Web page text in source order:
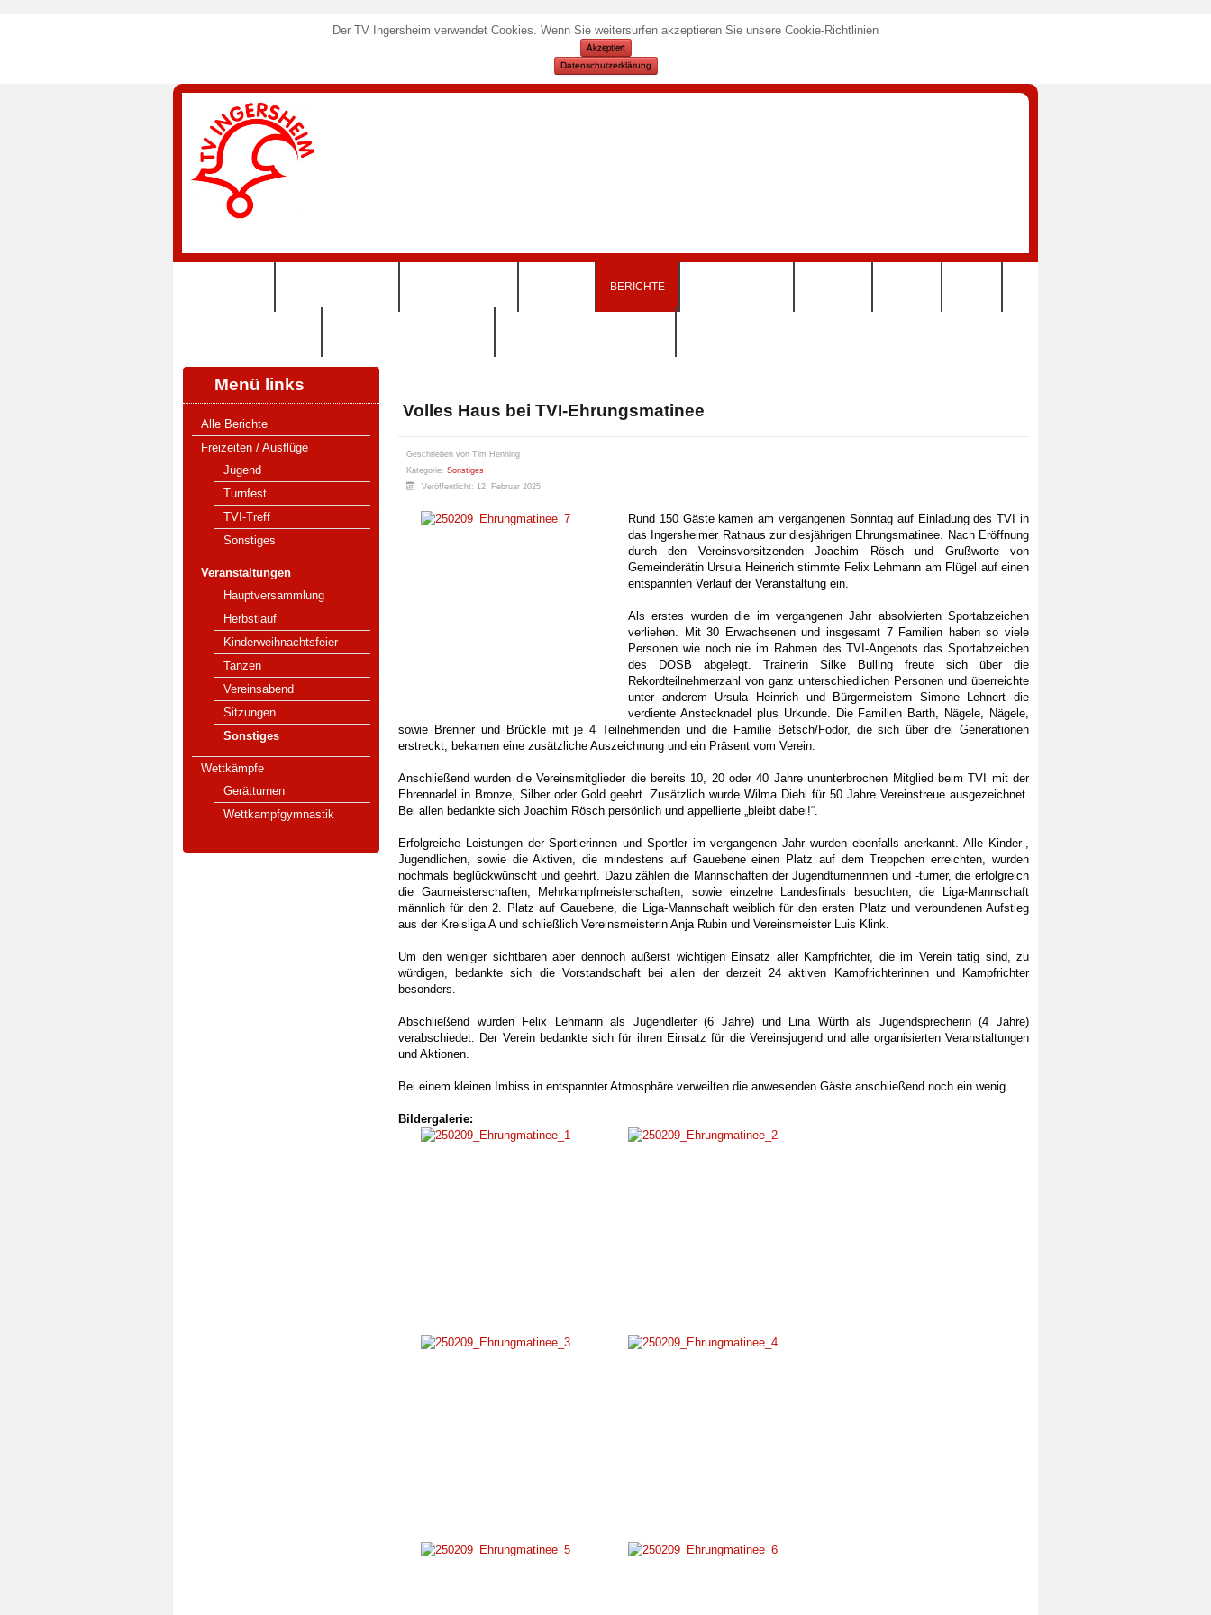
Der TV Ingersheim verwendet Cookies. Wenn Sie weitersurfen akzeptieren Sie unsere Cookie-Richtlinien
Akzeptiert
Datenschutzerklärung
BERICHTE
Menü links
Alle Berichte
Freizeiten / Ausflüge
Jugend
Turnfest
TVI-Treff
Sonstiges
Veranstaltungen
Hauptversammlung
Herbstlauf
Kinderweihnachtsfeier
Tanzen
Vereinsabend
Sitzungen
Sonstiges
Wettkämpfe
Gerätturnen
Wettkampfgymnastik
Volles Haus bei TVI-Ehrungsmatinee
Geschrieben von Tim Henning
Kategorie: Sonstiges
Veröffentlicht: 12. Februar 2025
Rund 150 Gäste kamen am vergangenen Sonntag auf Einladung des TVI in
das Ingersheimer Rathaus zur diesjährigen Ehrungsmatinee. Nach Eröffnung
durch den Vereinsvorsitzenden Joachim Rösch und Grußworte von
Gemeinderätin Ursula Heinerich stimmte Felix Lehmann am Flügel auf einen
entspannten Verlauf der Veranstaltung ein.
Als erstes wurden die im vergangenen Jahr absolvierten Sportabzeichen
verliehen. Mit 30 Erwachsenen und insgesamt 7 Familien haben so viele
Personen wie noch nie im Rahmen des TVI-Angebots das Sportabzeichen
des DOSB abgelegt. Trainerin Silke Bulling freute sich über die
Rekordteilnehmerzahl von ganz unterschiedlichen Personen und überreichte
unter anderem Ursula Heinrich und Bürgermeistern Simone Lehnert die
verdiente Anstecknadel plus Urkunde. Die Familien Barth, Nägele, Nägele,
sowie Brenner und Brückle mit je 4 Teilnehmenden und die Familie Betsch/Fodor, die sich über drei Generationen
erstreckt, bekamen eine zusätzliche Auszeichnung und ein Präsent vom Verein.
Anschließend wurden die Vereinsmitglieder die bereits 10, 20 oder 40 Jahre ununterbrochen Mitglied beim TVI mit der
Ehrennadel in Bronze, Silber oder Gold geehrt. Zusätzlich wurde Wilma Diehl für 50 Jahre Vereinstreue ausgezeichnet.
Bei allen bedankte sich Joachim Rösch persönlich und appellierte „bleibt dabei!“.
Erfolgreiche Leistungen der Sportlerinnen und Sportler im vergangenen Jahr wurden ebenfalls anerkannt. Alle Kinder-,
Jugendlichen, sowie die Aktiven, die mindestens auf Gauebene einen Platz auf dem Treppchen erreichten, wurden
nochmals beglückwünscht und geehrt. Dazu zählen die Mannschaften der Jugendturnerinnen und -turner, die erfolgreich
die Gaumeisterschaften, Mehrkampfmeisterschaften, sowie einzelne Landesfinals besuchten, die Liga-Mannschaft
männlich für den 2. Platz auf Gauebene, die Liga-Mannschaft weiblich für den ersten Platz und verbundenen Aufstieg
aus der Kreisliga A und schließlich Vereinsmeisterin Anja Rubin und Vereinsmeister Luis Klink.
Um den weniger sichtbaren aber dennoch äußerst wichtigen Einsatz aller Kampfrichter, die im Verein tätig sind, zu
würdigen, bedankte sich die Vorstandschaft bei allen der derzeit 24 aktiven Kampfrichterinnen und Kampfrichter
besonders.
Abschließend wurden Felix Lehmann als Jugendleiter (6 Jahre) und Lina Würth als Jugendsprecherin (4 Jahre)
verabschiedet. Der Verein bedankte sich für ihren Einsatz für die Vereinsjugend und alle organisierten Veranstaltungen
und Aktionen.
Bei einem kleinen Imbiss in entspannter Atmosphäre verweilten die anwesenden Gäste anschließend noch ein wenig.
Bildergalerie: